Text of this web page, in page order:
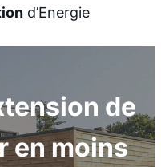
d’Energie
de
en moins